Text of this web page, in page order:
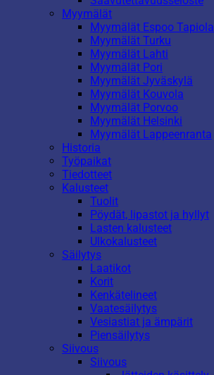
Myymälät
Myymälät Espoo Tapiola
Myymälät Turku
Myymälät Lahti
Myymälät Pori
Myymälät Jyväskylä
Myymälät Kouvola
Myymälät Porvoo
Myymälät Helsinki
Myymälät Lappeenranta
Historia
Työpaikat
Tiedotteet
Kalusteet
Tuolit
Pöydät, lipastot ja hyllyt
Lasten kalusteet
Ulkokalusteet
Säilytys
Laatikot
Korit
Kenkätelineet
Vaatesäilytys
Vesiastiat ja ämpärit
Piensäilytys
Siivous
Siivous